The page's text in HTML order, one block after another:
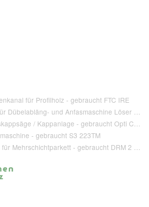
für Profilholz - gebraucht FTC IRE
Löser Dübelkränze für Dübelabläng- und Anfasmaschine Löser Type AA 220 - gebraucht
Weinig Optimierungskappsäge / Kappanlage - gebraucht Opti Cut 90
- gebraucht S3 223TM
Soest Verleimanlage für Mehrschichtparkett - gebraucht DRM 2 1 400 + T 80